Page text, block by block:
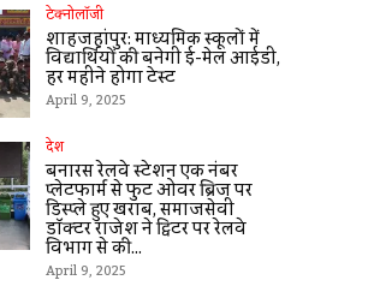
टेक्नोलॉजी
शाहजहांपुर: माध्यमिक स्कूलाें में
विद्यार्थियों की बनेगी ई-मेल आईडी,
हर महीने होगा टेस्ट
April 9, 2025
देश
बनारस रेलवे स्टेशन एक नंबर
प्लेटफार्म से फुट ओवर ब्रिज पर
डिस्प्ले हुए खराब, समाजसेवी
डॉक्टर राजेश ने ट्विटर पर रेलवे
विभाग से की...
April 9, 2025